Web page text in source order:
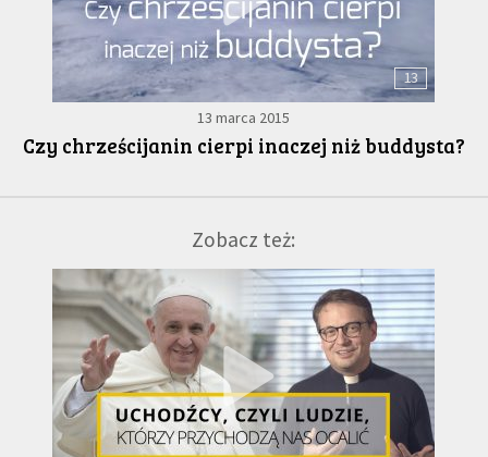
13
13 marca 2015
Czy chrześcijanin cierpi inaczej niż buddysta?
Zobacz też: